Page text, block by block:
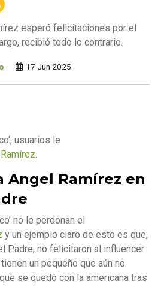
esperó felicitaciones por el
recibió todo lo contrario.
17 Jun 2025
usuarios le
.
Angel Ramírez en
no le perdonan el
y un ejemplo claro de esto es que,
Padre, no felicitaron al influencer
un pequeño que aún no
se quedó con la americana tras